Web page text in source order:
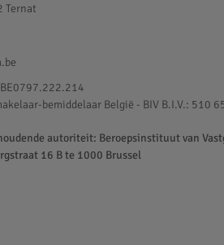
Ternat
BE0797.222.214
bemiddelaar België - BIV B.I.V.: 510
autoriteit: Beroepsinstituut van
16 B te 1000 Brussel